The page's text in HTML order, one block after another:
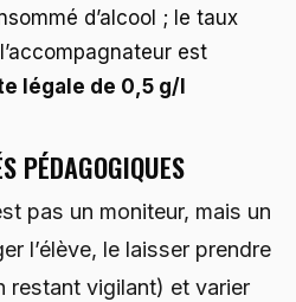
d’alcool ; le taux
est
légale de 0,5 g/l
PÉDAGOGIQUES
pas un moniteur, mais un
l’élève, le laisser prendre
restant vigilant) et varier